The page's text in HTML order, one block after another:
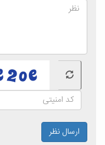
ارسال نظر